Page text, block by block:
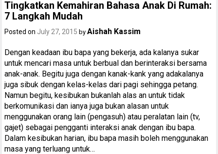
Tingkatkan Kemahiran Bahasa Anak Di Rumah:
7 Langkah Mudah
Posted on July 27, 2015 byAishah Kassim
Dengan keadaan ibu bapa yang bekerja, ada kalanya sukar
untuk mencari masa untuk berbual dan berinteraksi bersama
anak-anak. Begitu juga dengan kanak-kank yang adakalanya
juga sibuk dengan kelas-kelas dari pagi sehingga petang.
Namun begitu, kesibukan bukanlah alas an untuk tidak
berkomunikasi dan ianya juga bukan alasan untuk
menggunakan orang lain (pengasuh) atau peralatan lain (tv,
gajet) sebagai pengganti interaksi anak dengan ibu bapa.
Dalam kesibukan harian, ibu bapa masih boleh menggunakan
masa yang terluang untuk…